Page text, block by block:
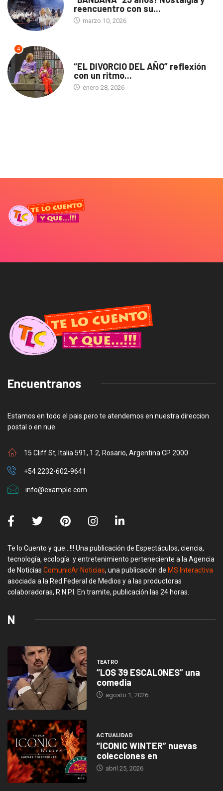
reencuentro con su...
marzo 10, 2026
4
“EL DIVORCIO DEL AÑO” reflexión
con un ritmo...
enero 28, 2026
Encuentranos
Estamos en todo el pais pero te atendemos en nuestra direccion
postal o en nue
15 Cliff St, Italia 591, 1 2, Rosario, Argentina CP 2000
+54 2232-602-9641
info@example.com
Te lo Cuento y que…!!! Una publicación de Espectáculos, ciencia,
tecnología, ecología y entretenimiento perteneciente a la Agencia
de Noticias ComunicAr Noticias, una publicación de MS Interactiva
asociada a la Red Federal de Medios y a las productoras
colaboradoras, R.N.P.I. En tramite, publicación las 24 horas.
N
TEATRO
“LOS 39 ESCALONES” una
comedia
agosto 1, 2026
ACTUALIDAD
“ICONIC WINTER” nuevas
colecciones en
abril 25, 2026